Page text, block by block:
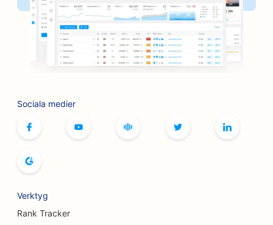
SEO för BBQ-skivor
SEO för butiker
SEO för tjänster inom botox och fillers
SEO för bokhandlare
SEO för bröstförstoringstjänster
Sociala medier
Verktyg
Rank Tracker